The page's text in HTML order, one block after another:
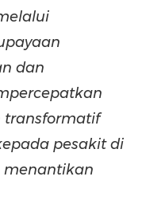
dan
transformatif
pesakit di
menantikan